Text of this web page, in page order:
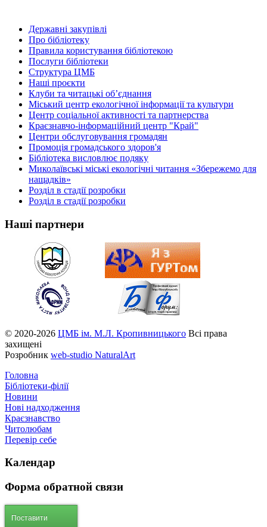
Державні закупівлі
Про бібліотеку
Правила користування бібліотекою
Послуги бібліотеки
Структура ЦМБ
Наші проєкти
Клуби та читацькі об’єднання
Міський центр екологічної інформації та культури
Центр соціальної активності та партнерства
Краєзнавчо-інформаційний центр "Край"
Центри обслуговування громадян
Промоція громадського здоров'я
Бібліотека висловлює подяку
Миколаївські міські екологічні читання «Збережемо для
нащадків»
Розділ в стадії розробки
Розділ в стадії розробки
Наші партнери
© 2020-2026 ЦМБ ім. М.Л. Кропивницького Всі права
захищені
Розробник web-studio NaturalArt
Головна
Бібліотеки-філії
Новини
Нові надходження
Краєзнавство
Читолюбам
Перевір себе
Календар
Форма обратной связи
Поставити